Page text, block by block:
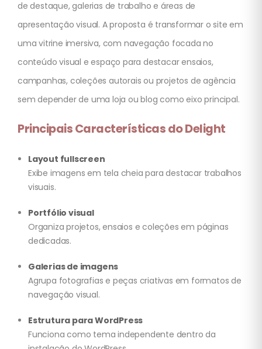
de destaque, galerias de trabalho e áreas de
apresentação visual. A proposta é transformar o site em
uma vitrine imersiva, com navegação focada no
conteúdo visual e espaço para destacar ensaios,
campanhas, coleções autorais ou projetos de agência
sem depender de uma loja ou blog como eixo principal.
Principais Características do Delight
Layout fullscreen
Exibe imagens em tela cheia para destacar trabalhos
visuais.
Portfólio visual
Organiza projetos, ensaios e coleções em páginas
dedicadas.
Galerias de imagens
Agrupa fotografias e peças criativas em formatos de
navegação visual.
Estrutura para WordPress
Funciona como tema independente dentro da